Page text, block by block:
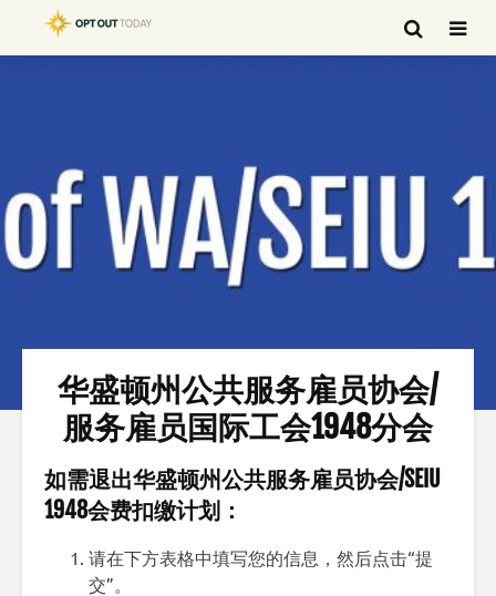
华盛顿州公共服务雇员协会/
服务雇员国际工会1948分会
如需退出华盛顿州公共服务雇员协会/SEIU
1948会费扣缴计划：
请在下方表格中填写您的信息，然后点击“提
交”。